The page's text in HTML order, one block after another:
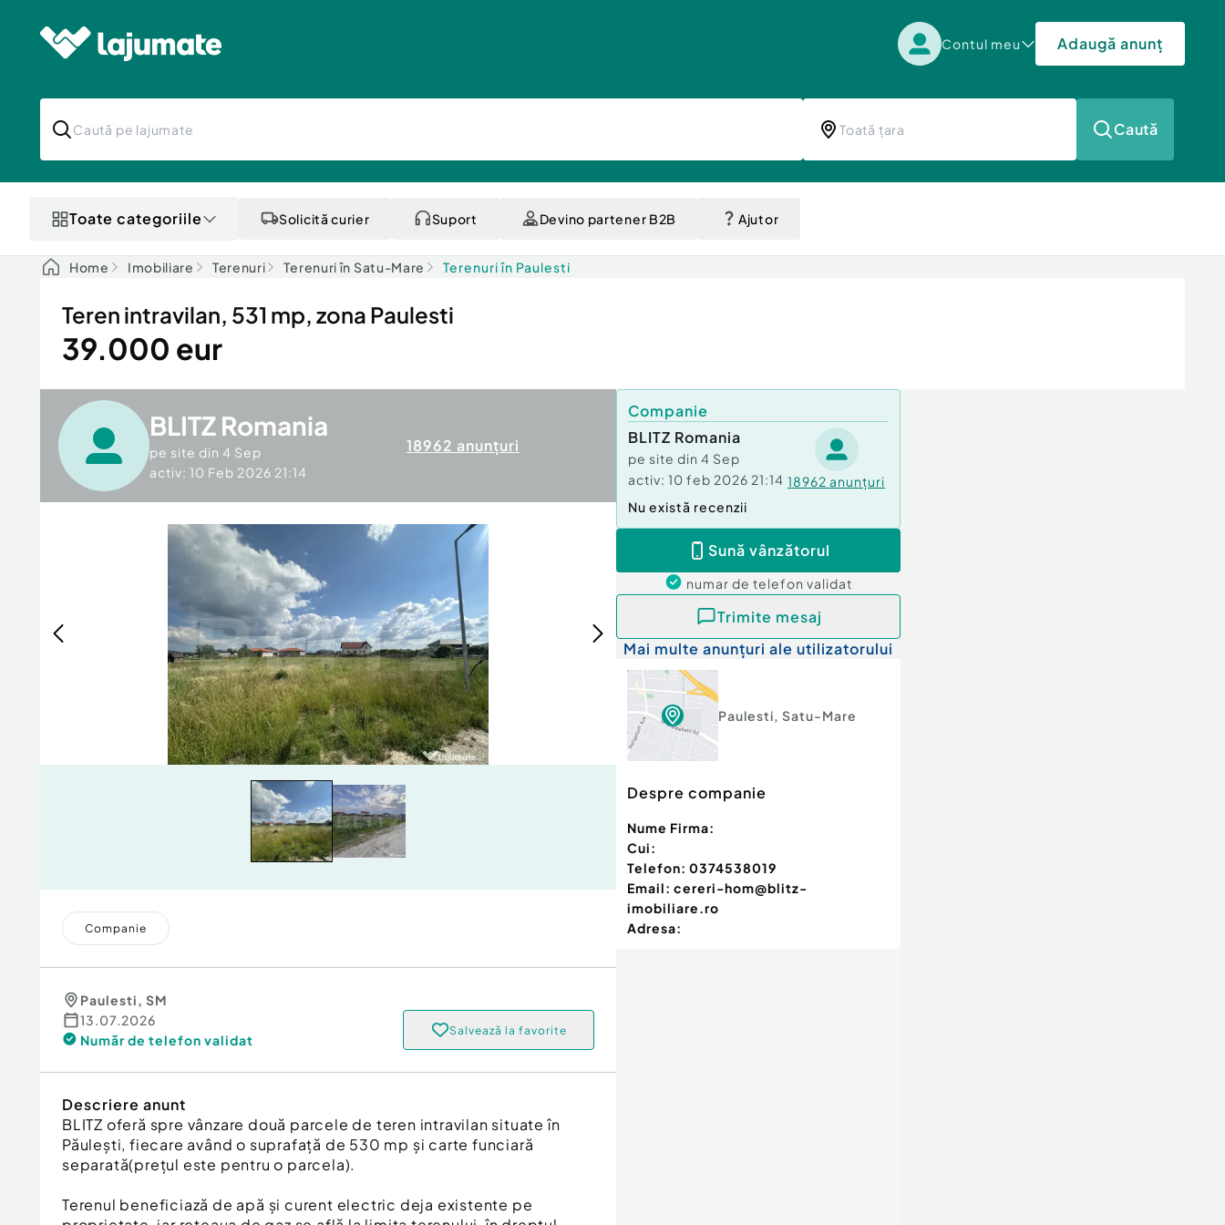
Contul meu Adaugă anunț
Caută
Toate categoriile Solicită curier Suport Devino partener B2B Ajutor
Home Imobiliare Terenuri Terenuri în Satu-Mare Terenuri în Paulesti
Teren intravilan, 531 mp, zona Paulesti
39.000 eur
BLITZ Romania
pe site din 4 Sep
activ: 10 Feb 2026 21:14
18962 anunțuri
Companie
Paulesti, SM
13.07.2026
Număr de telefon validat
Salvează la favorite
Descriere anunt
BLITZ oferă spre vânzare două parcele de teren intravilan situate în
Păulești, fiecare având o suprafață de 530 mp și carte funciară
separată(prețul este pentru o parcela).
Terenul beneficiază de apă și curent electric deja existente pe
Companie
BLITZ Romania
pe site din 4 Sep
activ: 10 feb 2026 21:14 18962 anunțuri
Nu există recenzii
Sună vânzătorul
numar de telefon validat
Trimite mesaj
Mai multe anunțuri ale utilizatorului
Paulesti, Satu-Mare
Despre companie
Nume Firma:
Cui:
Telefon: 0374538019
Email: cereri-hom@blitz-
imobiliare.ro
Adresa: